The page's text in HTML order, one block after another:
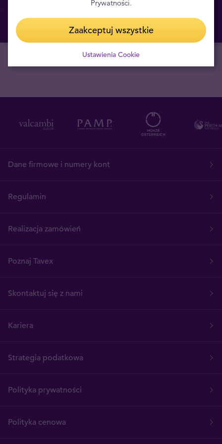
Utwórz Tavex ID
Dane firmowe i numery kont
Regulamin
Realizacja zamówień
Poznaj Tavex
Skontaktuj się z nami
Kariera
Strategia podatkowa
Polityka prywatności
Polityka cenowa
Prywatności.
Zaakceptuj wszystkie
Ustawienia Cookie